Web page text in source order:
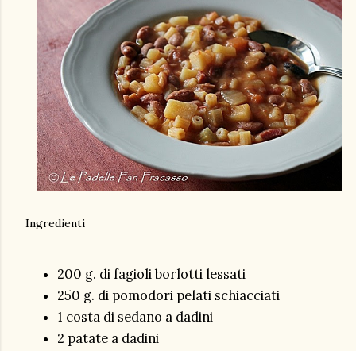
Ingredienti
200 g. di fagioli borlotti lessati
250 g. di pomodori pelati schiacciati
1 costa di sedano a dadini
2 patate a dadini